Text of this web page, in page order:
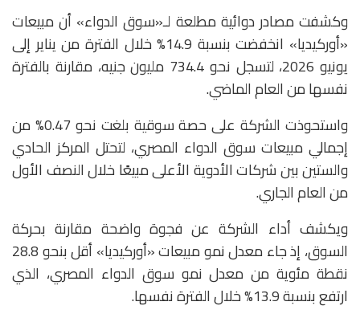
وكشفت مصادر دوائية مطلعة لـ«سوق الدواء» أن مبيعات
«أوركيديا» انخفضت بنسبة 14.9% خلال الفترة من يناير إلى
يونيو 2026، لتسجل نحو 734.4 مليون جنيه، مقارنة بالفترة
نفسها من العام الماضي.
واستحوذت الشركة على حصة سوقية بلغت نحو 0.47% من
إجمالي مبيعات سوق الدواء المصري، لتحتل المركز الحادي
والستين بين شركات الأدوية الأعلى مبيعًا خلال النصف الأول
من العام الجاري.
ويكشف أداء الشركة عن فجوة واضحة مقارنة بحركة
السوق، إذ جاء معدل نمو مبيعات «أوركيديا» أقل بنحو 28.8
نقطة مئوية من معدل نمو سوق الدواء المصري، الذي
ارتفع بنسبة 13.9% خلال الفترة نفسها.